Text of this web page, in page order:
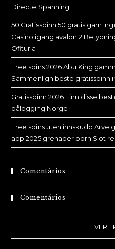
Directe Spanning
50 Gratisspinn 50 gratis garn
Casino igang avalon 2
Ofituria
Free spins 2026 Abu King
Sammenlign beste gratisspinn
Gratisspinn 2026 Finn disse
pålogging Norge
Free spins uten innskudd Arve
app 2025 grenader born Slot
Comentários
Comentários